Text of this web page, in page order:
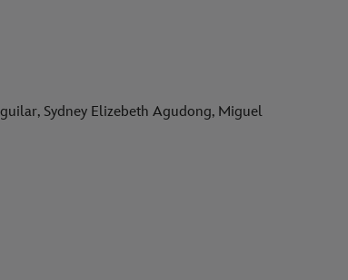
Sydney Elizebeth Agudong, Miguel